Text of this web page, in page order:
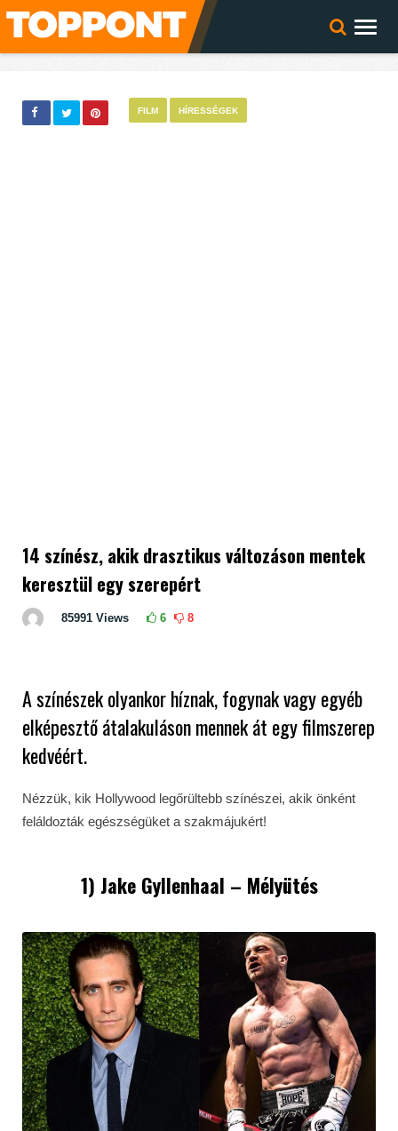
FILM HÍRESSÉGEK
14 színész, akik drasztikus változáson mentek
keresztül egy szerepért
85991 Views 6 8
A színészek olyankor híznak, fogynak vagy egyéb
elképesztő átalakuláson mennek át egy filmszerep
kedvéért.
Nézzük, kik Hollywood legőrültebb színészei, akik önként
feláldozták egészségüket a szakmájukért!
1) Jake Gyllenhaal – Mélyütés